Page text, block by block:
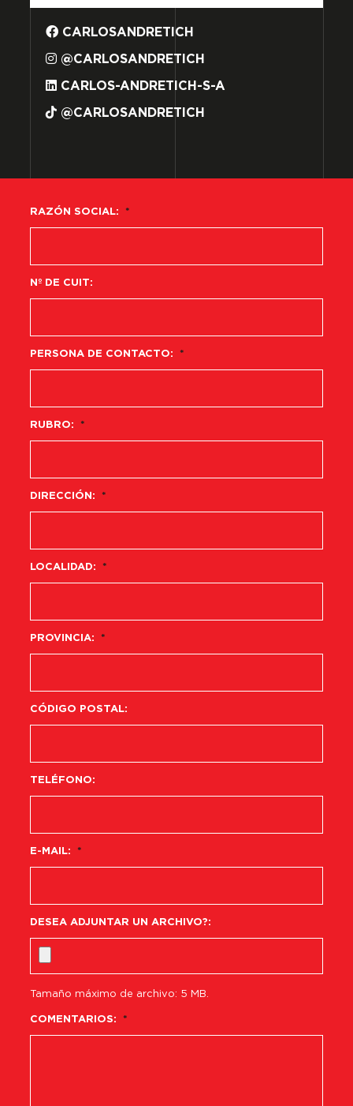
CARLOSANDRETICH
@CARLOSANDRETICH
CARLOS-ANDRETICH-S-A
@CARLOSANDRETICH
RAZÓN SOCIAL: *
Nº DE CUIT:
PERSONA DE CONTACTO: *
RUBRO: *
DIRECCIÓN: *
LOCALIDAD: *
PROVINCIA: *
CÓDIGO POSTAL:
TELÉFONO:
E-MAIL: *
DESEA ADJUNTAR UN ARCHIVO?:
Tamaño máximo de archivo: 5 MB.
COMENTARIOS: *